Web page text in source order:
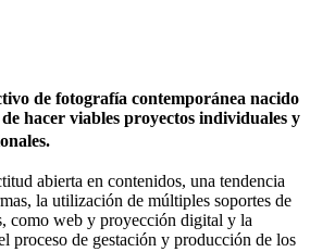
de fotografía contemporánea nacido
hacer viables proyectos individuales y
abierta en contenidos, una tendencia
la utilización de múltiples soportes de
como web y proyección digital y la
proceso de gestación y producción de los